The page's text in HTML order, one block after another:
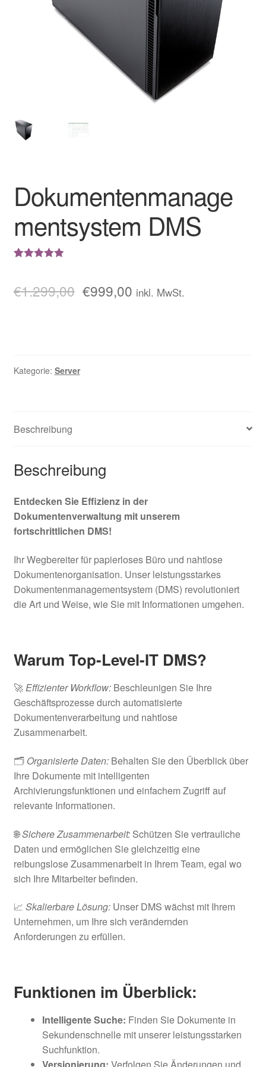
Dokumentenmanage
mentsystem DMS
basierend
€1.299,00 €999,00 inkl. MwSt.
Kategorie: Server
Beschreibung
Beschreibung
Entdecken Sie Effizienz in der
Dokumentenverwaltung mit unserem
fortschrittlichen DMS!
Ihr Wegbereiter für papierloses Büro und nahtlose
Dokumentenorganisation. Unser leistungsstarkes
Dokumentenmanagementsystem (DMS) revolutioniert
die Art und Weise, wie Sie mit Informationen umgehen.
Warum Top-Level-IT DMS?
🚀Effizienter Workflow:Beschleunigen Sie Ihre
Geschäftsprozesse durch automatisierte
Dokumentenverarbeitung und nahtlose
Zusammenarbeit.
🗂️ Organisierte Daten:Behalten Sie den Überblick über
Ihre Dokumente mit intelligenten
Archivierungsfunktionen und einfachem Zugriff auf
relevante Informationen.
🌐Sichere Zusammenarbeit:Schützen Sie vertrauliche
Daten und ermöglichen Sie gleichzeitig eine
reibungslose Zusammenarbeit in Ihrem Team, egal wo
sich Ihre Mitarbeiter befinden.
📈 Skalierbare Lösung:Unser DMS wächst mit Ihrem
Unternehmen, um Ihre sich verändernden
Anforderungen zu erfüllen.
Funktionen im Überblick:
Intelligente Suche: Finden Sie Dokumente in
Sekundenschnelle mit unserer leistungsstarken
Suchfunktion.